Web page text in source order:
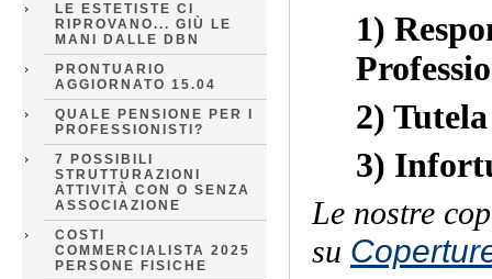
LE ESTETISTE CI
RIPROVANO... GIÙ LE
MANI DALLE DBN
PRONTUARIO
AGGIORNATO 15.04
QUALE PENSIONE PER I
PROFESSIONISTI?
7 POSSIBILI
STRUTTURAZIONI
ATTIVITÀ CON O SENZA
ASSOCIAZIONE
COSTI
COMMERCIALISTA 2025
PERSONE FISICHE
1)
2)
3)
Le nostre
su